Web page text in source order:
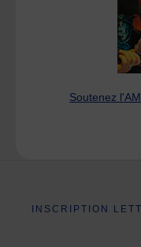
Soutenez
INSCRIPTION